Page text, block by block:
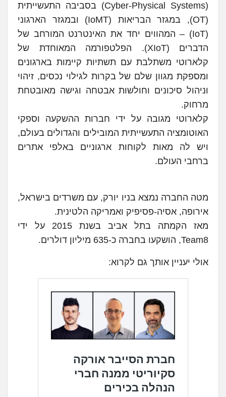
(Cyber-Physical Systems) בסביבה התעשייתית
(OT), במגזר הבריאות (IoMT) ובמגזר הארגוני
(IoT) – המהווים יחד את האינטרנט המורחב של
הדברים (XIoT). הפלטפורמה המאוחדת של
קלארוטי משתלבת עם תשתיות קיימות בארגונים
ומספקת מגוון שלם של בקרות לגילוי נכסים, זיהוי
וניהול סיכונים וחולשות אבטחה וגישה מאובטחת
מרחוק.
קלארוטי מגובה על ידי חברות ההשקעה וספקי
האוטומציה התעשייתית המובילים והגדולים בעולם,
ויש לה מאות לקוחות ארגוניים באלפי אתרים
ברחבי העולם.
מטה החברה נמצא בניו יורק, עם משרדים בישראל,
אירופה, אסיה-פסיפיק ואמריקה הלטינית.
מאז הקמתה בתל אביב בשנת 2015 על ידי
Team8, הושקעו בחברה כ-635 מיליון דולרים.
אולי יעניין אותך גם לקרוא: